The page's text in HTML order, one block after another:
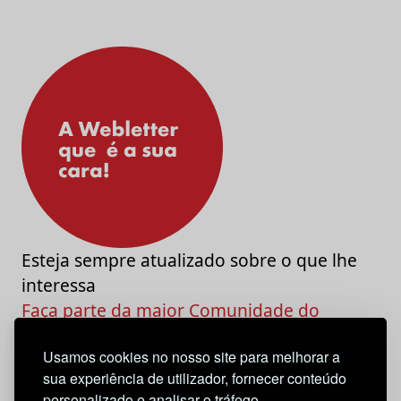
Usamos cookies no nosso site para melhorar a
sua experiência de utilizador, fornecer conteúdo
Esteja sempre atualizado sobre o que lhe
interessa
Faça parte da maior Comunidade do